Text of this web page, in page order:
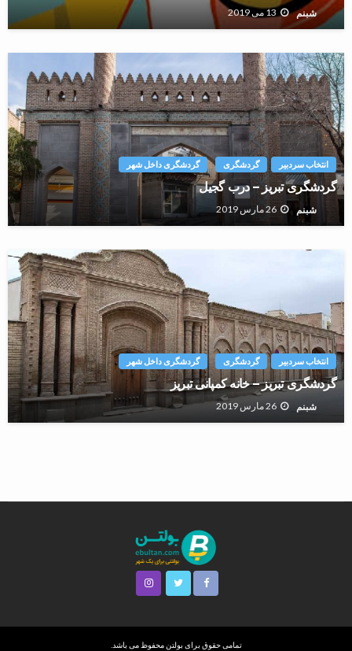
شبنم 13 می 2019
انتخاب سردبیر گردشگری گردشگری داخل شهر
گردشگری تبریز – درب گجیل
شبنم 26 مارس 2019
انتخاب سردبیر گردشگری گردشگری داخل شهر
گردشگری تبریز – خانه کمپانی تبریز
شبنم 26 مارس 2019
تمامی حقوق برای بولتن محفوظ می باشد.